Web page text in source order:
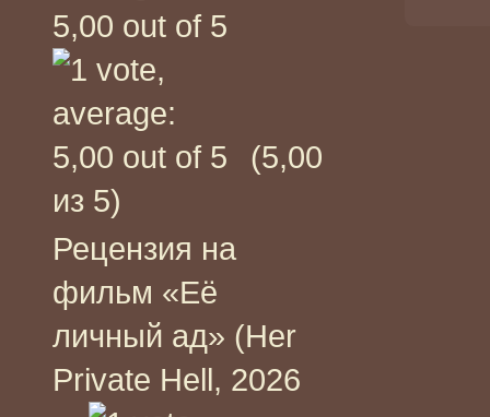
(5,00
из 5)
Рецензия на
фильм «Её
личный ад» (Her
Private Hell, 2026